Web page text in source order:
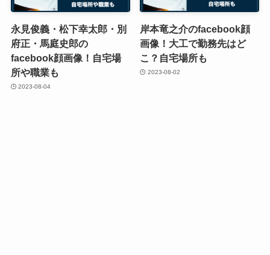
永見俊義・松下幸太郎・別
府正・馬庭史郎の
facebook顔画像！自宅場
所や職業も
2023-08-04
岸本竜之介のfacebook顔
画像！大工で勤務先はど
こ？自宅場所も
2023-08-02